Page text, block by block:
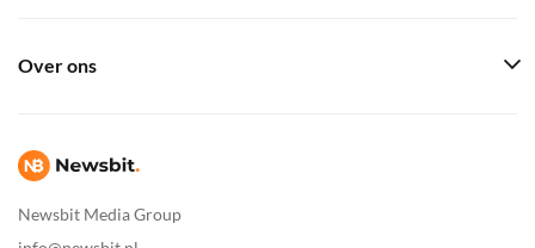
Newsbit Media Group
Over ons